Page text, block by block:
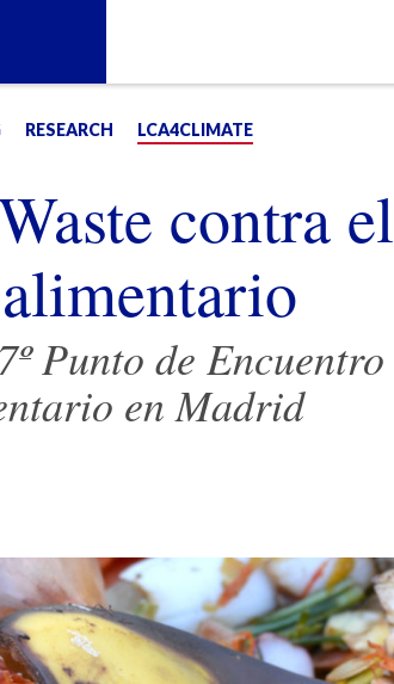
RESEARCH LCA4CLIMATE
contra el
Punto de
en Madrid